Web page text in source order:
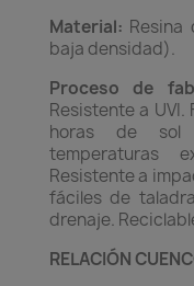
Material: Resina
baja densidad).
Proceso de
Resistente a
horas de sol
temperaturas
Resistente a
fáciles de
drenaje.
RELACIÓN